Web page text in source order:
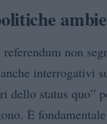
non
interrogativi
dello status quo”
È